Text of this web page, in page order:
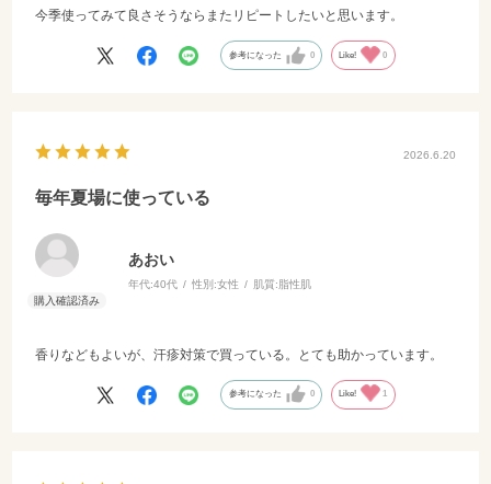
今季使ってみて良さそうならまたリピートしたいと思います。
参考になった 0 Like! 0
2026.6.20
毎年夏場に使っている
あおい
年代:40代 性別:女性 肌質: 脂性肌
香りなどもよいが、汗疹対策で買っている。とても助かっています。
参考になった 0 Like! 1